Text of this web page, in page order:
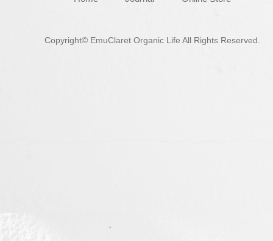
Copyright© EmuClaret Organic Life All Rights Reserved.